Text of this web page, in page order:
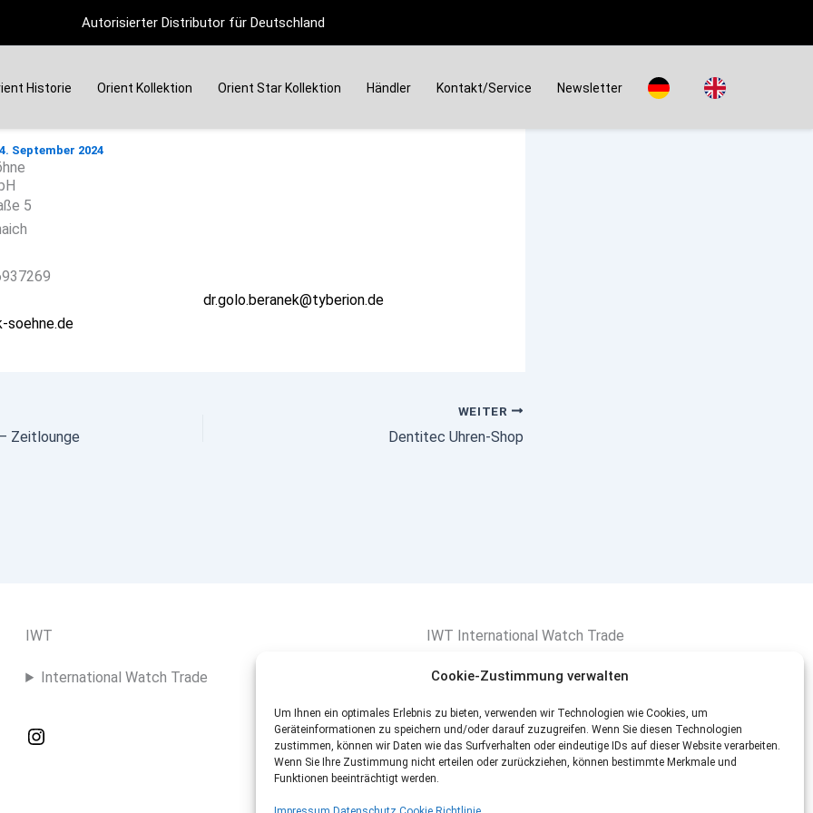
Cookie-Zustimmung verwalten
Um Ihnen ein optimales Erlebnis zu bieten, verwenden wir Technologien wie Cookies, um
Geräteinformationen zu speichern und/oder darauf zuzugreifen. Wenn Sie diesen Technologien
zustimmen, können wir Daten wie das Surfverhalten oder eindeutige IDs auf dieser Website verarbeiten.
Wenn Sie Ihre Zustimmung nicht erteilen oder zurückziehen, können bestimmte Merkmale und
Funktionen beeinträchtigt werden.
Autorisierter Distributor für Deutschland
Historie Orient Kollektion Orient Star Kollektion Händler Kontakt/Service Newsletter
September 2024
5
dr.golo.beranek@tyberion.de
soehne.de
Zeitlounge
WEITER
Dentitec Uhren-Shop
IWT
International Watch Trade
IWT International Watch Trade
80336 München
Tel.: +49 (0)89 60 81 57-0
Fax: +49 (0)89 60 81 57-99
Mail: info@Watchtrade.de